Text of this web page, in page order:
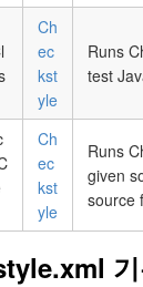
Ch
ec
kst
yle
Runs
test
Ch
ec
kst
yle
Runs
given
source